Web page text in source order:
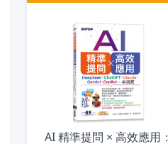
AI 精準提問 × 高效應用：